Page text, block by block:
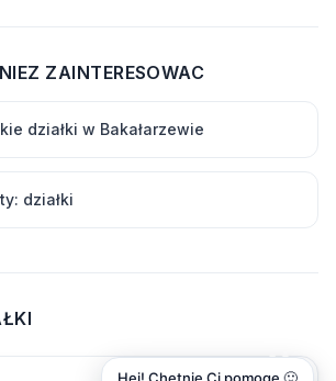
ZAINTERESOWAC
działki w Bakałarzewie
działki